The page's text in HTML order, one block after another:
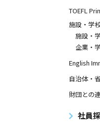
TOEFL
施設・学
施設・
企業・
English
自治体・
財団との
社員